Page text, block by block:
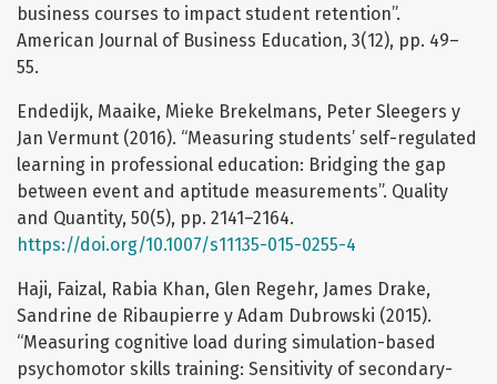
business courses to impact student retention”.
American Journal of Business Education, 3(12), pp. 49–
55.
Endedijk, Maaike, Mieke Brekelmans, Peter Sleegers y
Jan Vermunt (2016). “Measuring students’ self-regulated
learning in professional education: Bridging the gap
between event and aptitude measurements”. Quality
and Quantity, 50(5), pp. 2141–2164.
https://doi.org/10.1007/s11135-015-0255-4
Haji, Faizal, Rabia Khan, Glen Regehr, James Drake,
Sandrine de Ribaupierre y Adam Dubrowski (2015).
“Measuring cognitive load during simulation-based
psychomotor skills training: Sensitivity of secondary-